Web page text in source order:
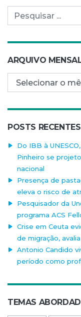
Pesquisar por:
ARQUIVO
Arquivo mensal
POSTS RECENTES
Do IBB à
Pinheiro se
nacional
Presença de
eleva o risco de
Pesquisador da
programa ACS
Crise em Ceuta
de migração,
Antonio Candido
período como
TEMAS